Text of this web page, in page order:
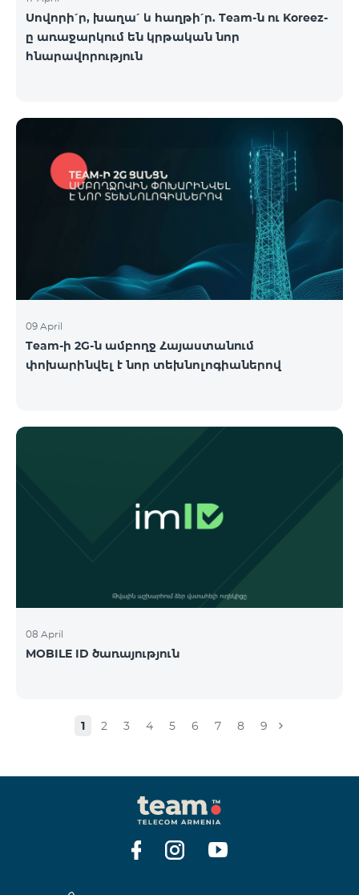
Սովորի՛ր, խաղա՛ և հաղթի՛ր. Team-ն ու Koreez-
ը առաջարկում են կրթական նոր
հնարավորություն
09 April
Team-ի 2G-ն ամբողջ Հայաստանում
փոխարինվել է նոր տեխնոլոգիաներով
08 April
MOBILE ID ծառայություն
1 2 3 4 5 6 7 8 9